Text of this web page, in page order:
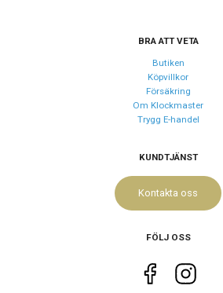
BRA ATT VETA
Butiken
Köpvillkor
Försäkring
Om Klockmaster
Trygg E-handel
KUNDTJÄNST
Kontakta oss
FÖLJ OSS